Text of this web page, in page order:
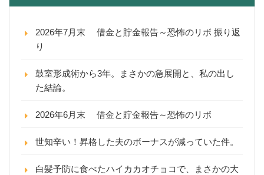
2026年7月末 借金と貯金報告～恐怖のリボ 振り返
り
鼓室形成術から3年。まさかの急展開と、私の出し
た結論。
2026年6月末 借金と貯金報告～恐怖のリボ
世知辛い！昇格した夫のボーナスが減っていた件。
白髪予防に食べたハイカカオチョコで、まさかの大